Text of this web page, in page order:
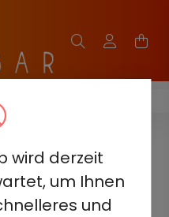
wird derzeit
um Ihnen
und
TOUCH
-
5% -